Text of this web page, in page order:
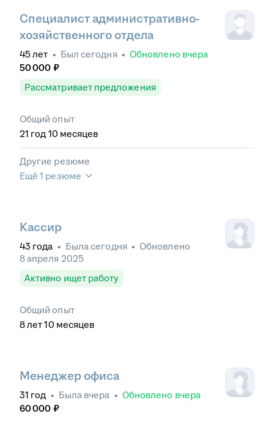
Специалист административно-
хозяйственного отдела
45 лет • Был сегодня • Обновлено вчера
50 000 ₽
Рассматривает предложения
Общий опыт
21 год 10 месяцев
Другие резюме
Ещё 1 резюме
Кассир
43 года • Быласегодня • Обновлено
8 апреля 2025
Активно ищет работу
Общий опыт
8лет 10 месяцев
Менеджер офиса
31 год • Была вчера • Обновлено вчера
60 000 ₽